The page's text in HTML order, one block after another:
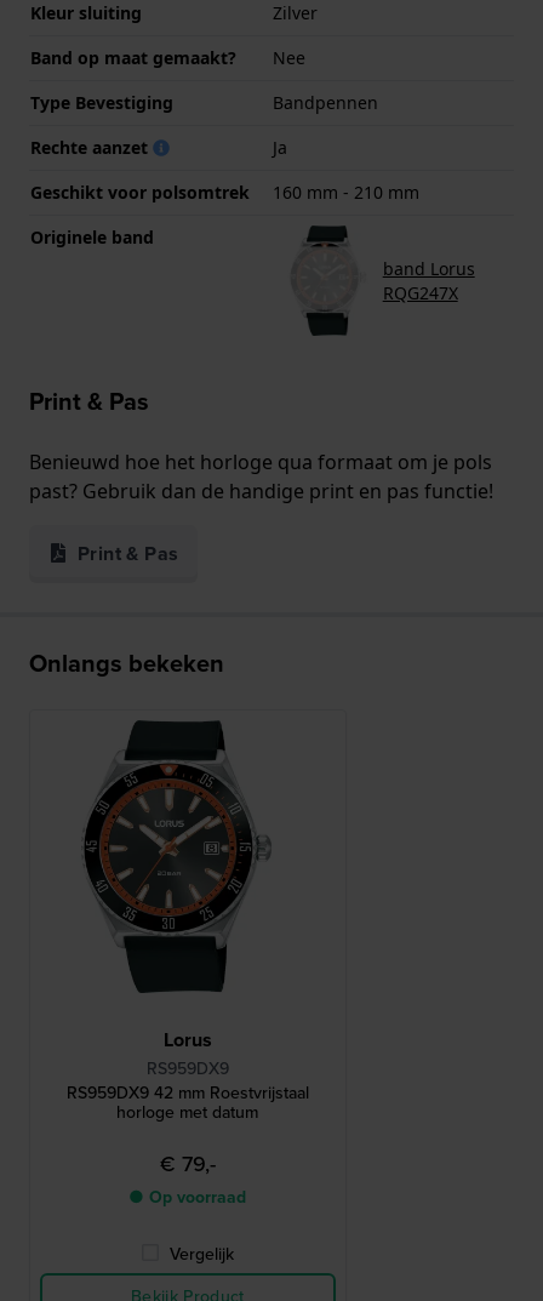
Kleur sluiting
Zilver
Band op maat gemaakt?
Nee
Type Bevestiging
Bandpennen
Rechte aanzet
Ja
Geschikt voor polsomtrek
160 mm - 210 mm
Originele band
band Lorus
RQG247X
Print & Pas
Benieuwd hoe het horloge qua formaat om je pols
past? Gebruik dan de handige print en pas functie!
Print & Pas
Onlangs bekeken
Lorus
RS959DX9
RS959DX9 42 mm Roestvrijstaal
horloge met datum
€ 79,-
● Op voorraad
Vergelijk